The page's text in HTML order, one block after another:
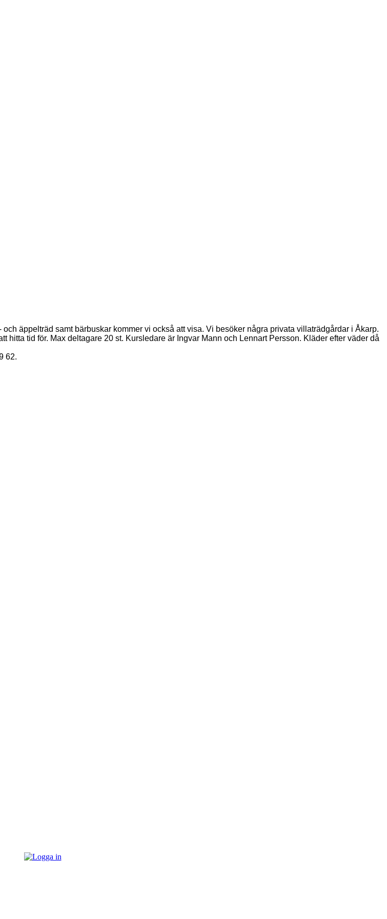
äppelträd samt bärbuskar kommer vi också att visa. Vi besöker några privata villaträdgårdar i Åkarp.
tid för. Max deltagare 20 st. Kursledare är Ingvar Mann och Lennart Persson. Kläder efter väder då
62.